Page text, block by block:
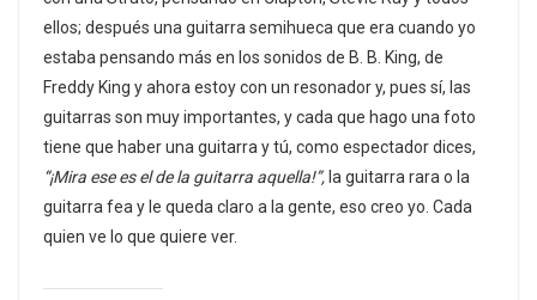
ellos; después una guitarra semihueca que era cuando yo
estaba pensando más en los sonidos de B. B. King, de
Freddy King y ahora estoy con un resonador y, pues sí, las
guitarras son muy importantes, y cada que hago una foto
tiene que haber una guitarra y tú, como espectador dices,
“¡Mira ese es el de la guitarra aquella!”, la guitarra rara o la
guitarra fea y le queda claro a la gente, eso creo yo. Cada
quien ve lo que quiere ver.